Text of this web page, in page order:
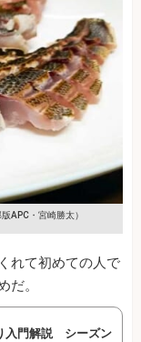
APC・宮崎勝太）
れて初めての人で
だ。
入門解説 シーズン